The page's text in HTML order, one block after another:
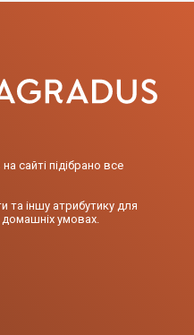
сайті підібрано все
та іншу атрибутику для
умовах.